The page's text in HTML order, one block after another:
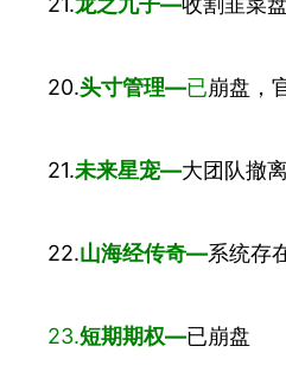
20.头寸管理—已崩盘，
21.未来星宠—大团队撤
22.山海经传奇—系统存
23.短期期权—已崩盘